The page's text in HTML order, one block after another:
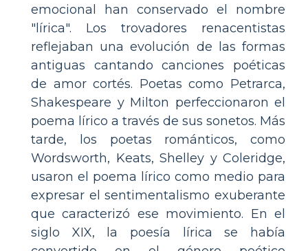
emocional han conservado el nombre
"lírica". Los trovadores renacentistas
reflejaban una evolución de las formas
antiguas cantando canciones poéticas
de amor cortés. Poetas como Petrarca,
Shakespeare y Milton perfeccionaron el
poema lírico a través de sus sonetos. Más
tarde, los poetas románticos, como
Wordsworth, Keats, Shelley y Coleridge,
usaron el poema lírico como medio para
expresar el sentimentalismo exuberante
que caracterizó ese movimiento. En el
siglo XIX, la poesía lírica se había